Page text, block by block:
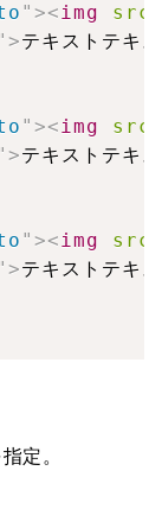
" ><img src
>テキストテキ
" ><img src
>テキストテキ
" ><img src
>テキストテキ
定。